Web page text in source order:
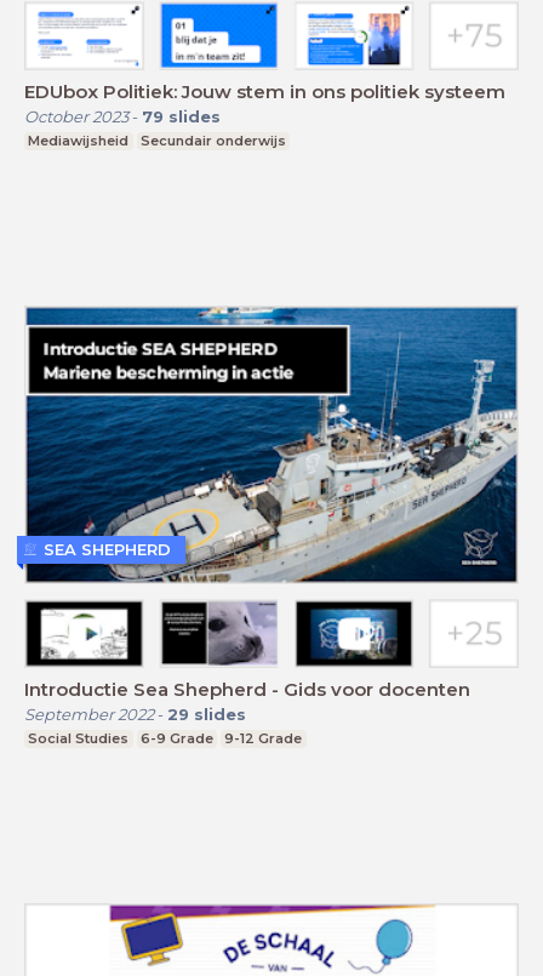
EDUbox Politiek: Jouw stem in ons politiek systeem
October 2023- 79 slides
Mediawijsheid Secundair onderwijs
Introductie Sea Shepherd - Gids voor docenten
September 2022- 29 slides
Social Studies 6-9 Grade 9-12 Grade
SEA SHEPHERD